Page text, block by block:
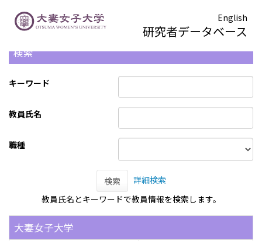
English
研究者データベース
検索
キーワード
教員氏名
職種
検索
詳細検索
教員氏名とキーワードで教員情報を検索します。
大妻女子大学